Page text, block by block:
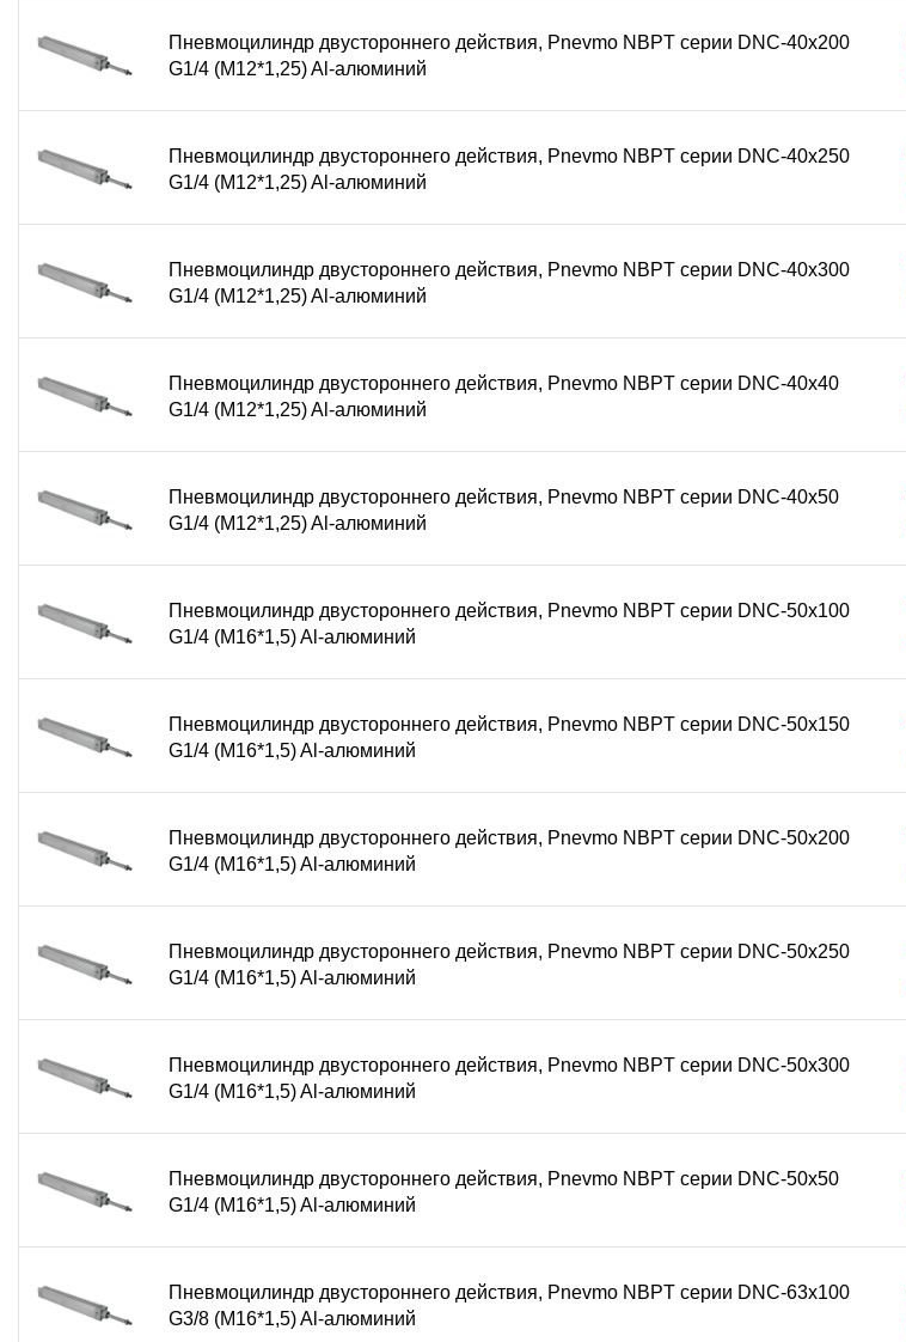
Пневмоцилиндр двустороннего действия, Pnevmo NBPT серии DNC-40x200
G1/4 (М12*1,25) Al-алюминий
Пневмоцилиндр двустороннего действия, Pnevmo NBPT серии DNC-40x250
G1/4 (М12*1,25) Al-алюминий
Пневмоцилиндр двустороннего действия, Pnevmo NBPT серии DNC-40x300
G1/4 (М12*1,25) Al-алюминий
Пневмоцилиндр двустороннего действия, Pnevmo NBPT серии DNC-40x40
G1/4 (М12*1,25) Al-алюминий
Пневмоцилиндр двустороннего действия, Pnevmo NBPT серии DNC-40x50
G1/4 (М12*1,25) Al-алюминий
Пневмоцилиндр двустороннего действия, Pnevmo NBPT серии DNC-50x100
G1/4 (М16*1,5) Al-алюминий
Пневмоцилиндр двустороннего действия, Pnevmo NBPT серии DNC-50x150
G1/4 (М16*1,5) Al-алюминий
Пневмоцилиндр двустороннего действия, Pnevmo NBPT серии DNC-50x200
G1/4 (М16*1,5) Al-алюминий
Пневмоцилиндр двустороннего действия, Pnevmo NBPT серии DNC-50x250
G1/4 (М16*1,5) Al-алюминий
Пневмоцилиндр двустороннего действия, Pnevmo NBPT серии DNC-50x300
G1/4 (М16*1,5) Al-алюминий
Пневмоцилиндр двустороннего действия, Pnevmo NBPT серии DNC-50x50
G1/4 (М16*1,5) Al-алюминий
Пневмоцилиндр двустороннего действия, Pnevmo NBPT серии DNC-63x100
G3/8 (М16*1,5) Al-алюминий